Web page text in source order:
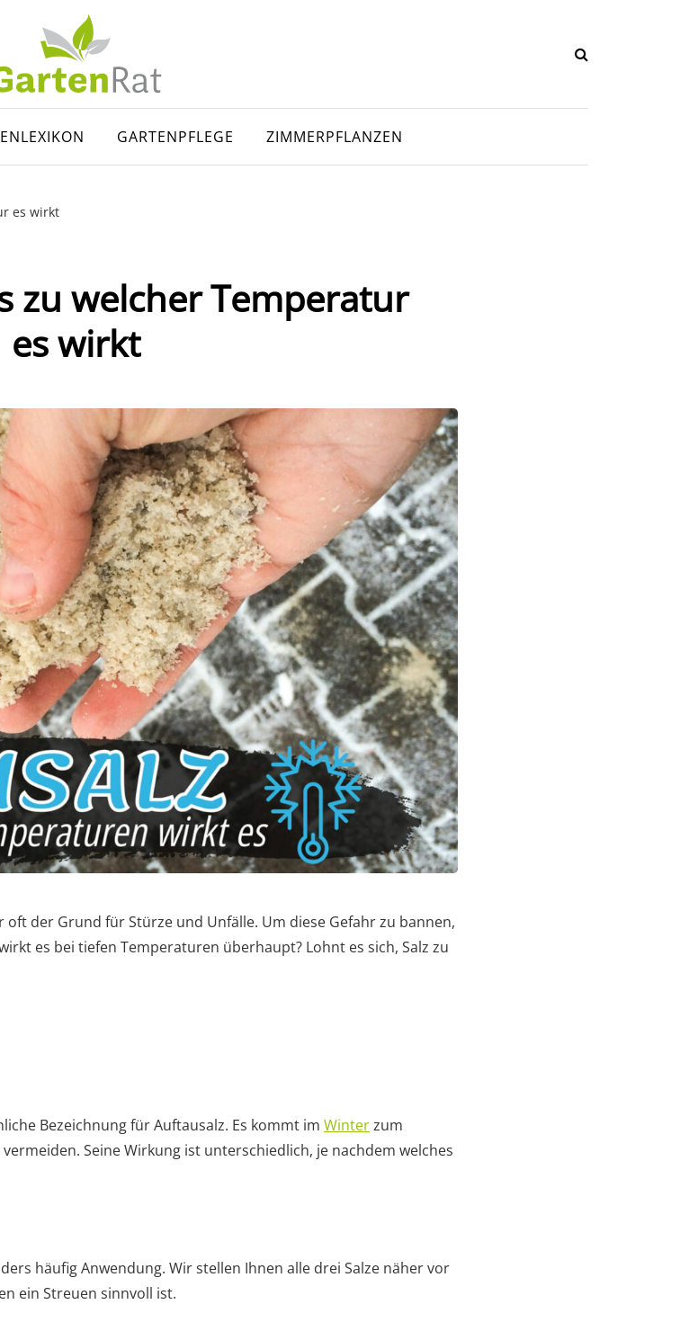
GARTENPFLEGE ZIMMERPFLANZEN
es wirkt
zu welcher Temperatur
es wirkt
oft der Grund für Stürze und Unfälle. Um diese Gefahr zu bannen,
es bei tiefen Temperaturen überhaupt? Lohnt es sich, Salz zu
Bezeichnung für Auftausalz. Es kommt im Winterzum
Seine Wirkung ist unterschiedlich, je nachdem welches
häufig Anwendung. Wir stellen Ihnen alle drei Salze näher vor
ein Streuen sinnvoll ist.